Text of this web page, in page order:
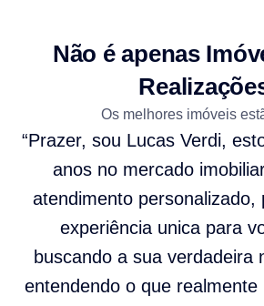
Não é apenas
Os melhores imóveis
“Prazer, sou Lucas Verdi,
anos no mercado
atendimento personalizado,
experiência unica para
buscando a sua verdadeira
entendendo o que